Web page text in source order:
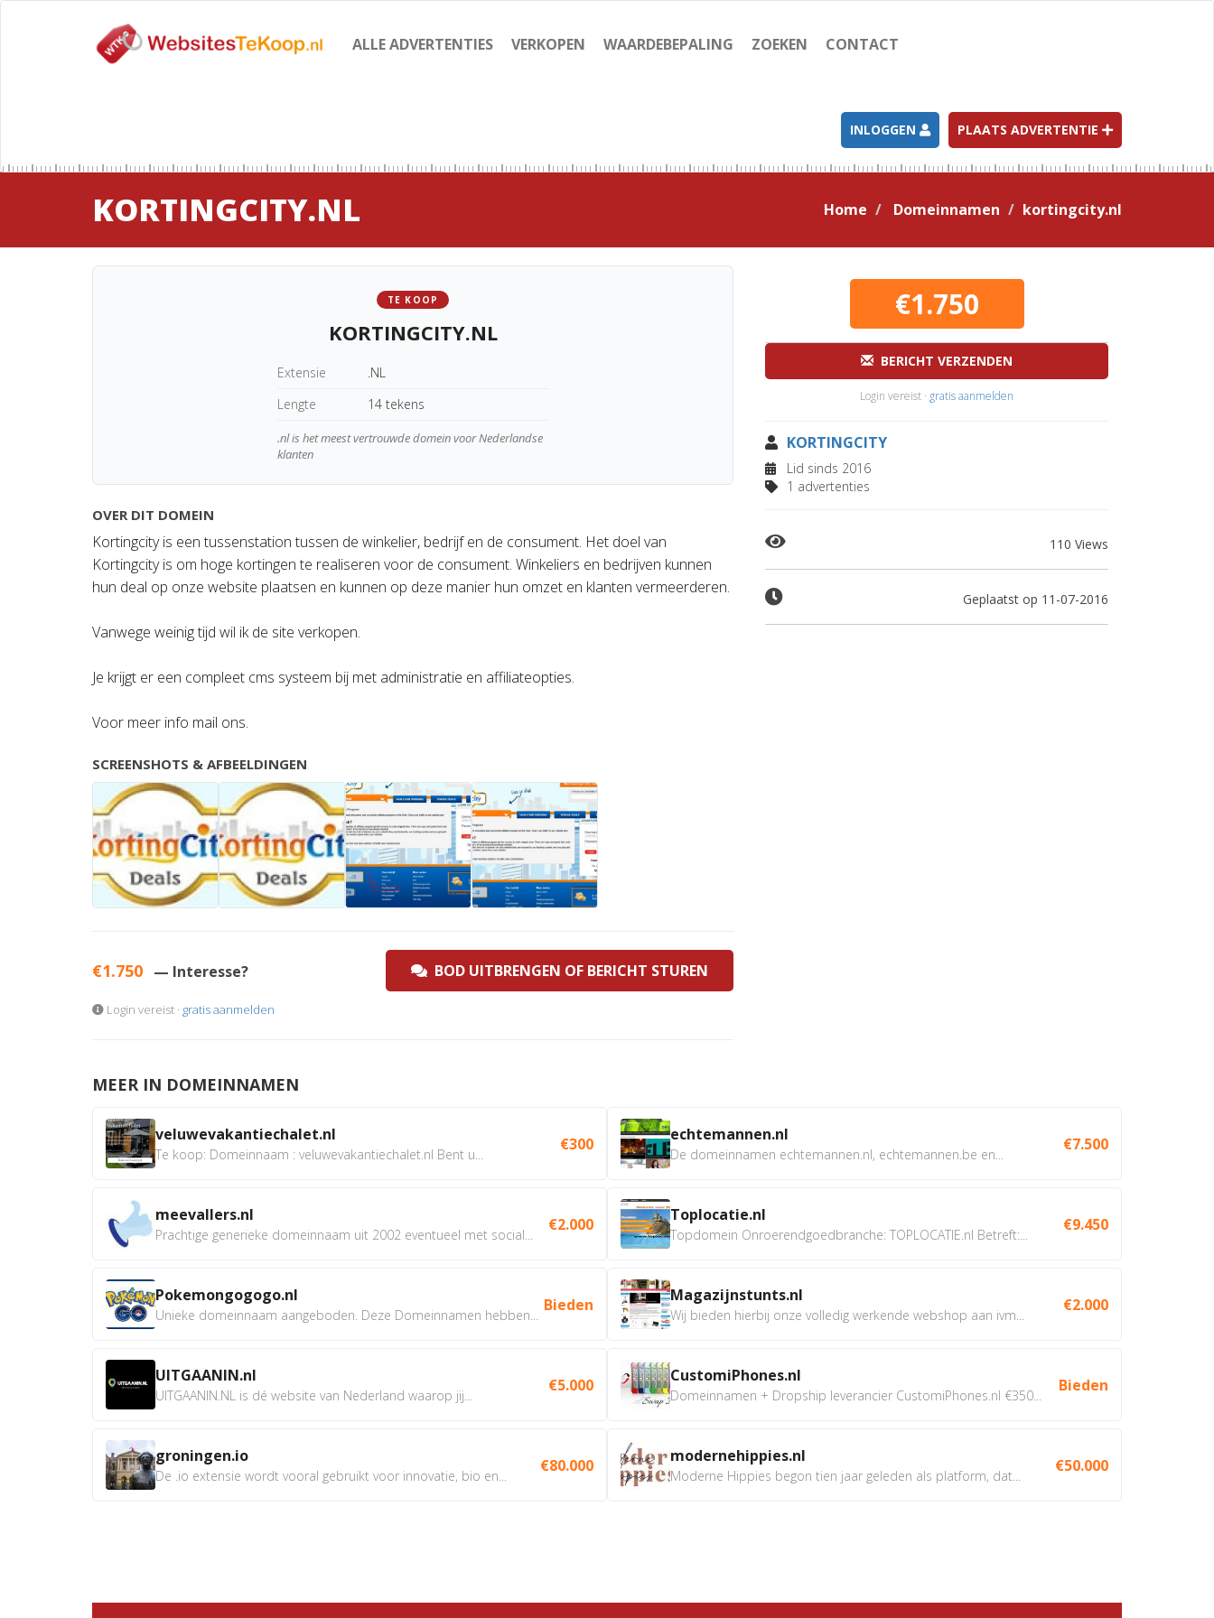
ALLE ADVERTENTIES VERKOPEN WAARDEBEPALING ZOEKEN CONTACT
INLOGGEN PLAATS ADVERTENTIE
KORTINGCITY.NL Home Domeinnamen kortingcity.nl
TE KOOP
KORTINGCITY.NL
Extensie
.NL
Lengte
14 tekens
.nl is het meest vertrouwde domein voor Nederlandse
klanten
OVER DIT DOMEIN
Kortingcity is een tussenstation tussen de winkelier, bedrijf en de consument. Het doel van
Kortingcity is om hoge kortingen te realiseren voor de consument. Winkeliers en bedrijven kunnen
hun deal op onze website plaatsen en kunnen op deze manier hun omzet en klanten vermeerderen.
Vanwege weinig tijd wil ik de site verkopen.
Je krijgt er een compleet cms systeem bij met administratie en affiliateopties.
Voor meer info mail ons.
SCREENSHOTS & AFBEELDINGEN
€1.750 — Interesse? BOD UITBRENGEN OF BERICHT STUREN
Login vereist · gratis aanmelden
€1.750
BERICHT VERZENDEN
Login vereist · gratis aanmelden
KORTINGCITY
Lid sinds 2016
1 advertenties
110 Views
Geplaatst op 11-07-2016
MEER IN DOMEINNAMEN
veluwevakantiechalet.nl
Te koop: Domeinnaam : veluwevakantiechalet.nl Bent u...
€300
meevallers.nl
Prachtige generieke domeinnaam uit 2002 eventueel met social...
€2.000
Pokemongogogo.nl
Unieke domeinnaam aangeboden. Deze Domeinnamen hebben...
Bieden
UITGAANIN.nl
UITGAANIN.NL is dé website van Nederland waarop jij...
€5.000
groningen.io
De .io extensie wordt vooral gebruikt voor innovatie, bio en...
€80.000
echtemannen.nl
De domeinnamen echtemannen.nl, echtemannen.be en...
€7.500
Toplocatie.nl
Topdomein Onroerendgoedbranche: TOPLOCATIE.nl Betreft:...
€9.450
Magazijnstunts.nl
Wij bieden hierbij onze volledig werkende webshop aan ivm...
€2.000
CustomiPhones.nl
Domeinnamen + Dropship leverancier CustomiPhones.nl €350...
Bieden
modernehippies.nl
Moderne Hippies begon tien jaar geleden als platform, dat...
€50.000